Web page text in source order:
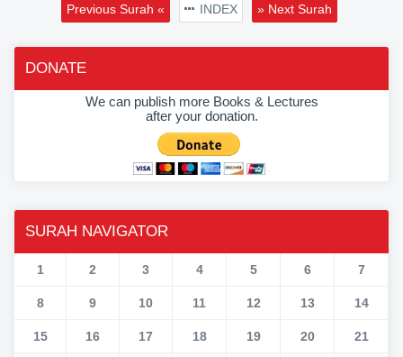
Previous Surah « INDEX » Next Surah
DONATE
We can publish more Books & Lectures
after your donation.
SURAH NAVIGATOR
1 2 3 4 5 6 7
8 9 10 11 12 13 14
15 16 17 18 19 20 21